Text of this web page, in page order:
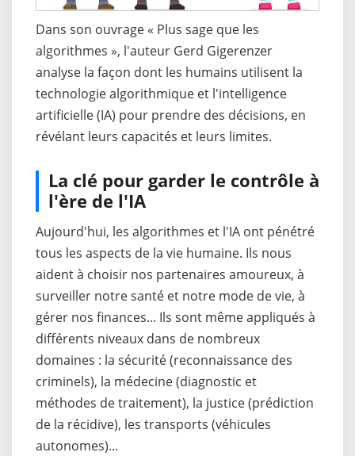
Dans son ouvrage « Plus sage que les
algorithmes », l'auteur Gerd Gigerenzer
analyse la façon dont les humains utilisent la
technologie algorithmique et l'intelligence
artificielle (IA) pour prendre des décisions, en
révélant leurs capacités et leurs limites.
La clé pour garder le contrôle à
l'ère de l'IA
Aujourd'hui, les algorithmes et l'IA ont pénétré
tous les aspects de la vie humaine. Ils nous
aident à choisir nos partenaires amoureux, à
surveiller notre santé et notre mode de vie, à
gérer nos finances... Ils sont même appliqués à
différents niveaux dans de nombreux
domaines : la sécurité (reconnaissance des
criminels), la médecine (diagnostic et
méthodes de traitement), la justice (prédiction
de la récidive), les transports (véhicules
autonomes)...